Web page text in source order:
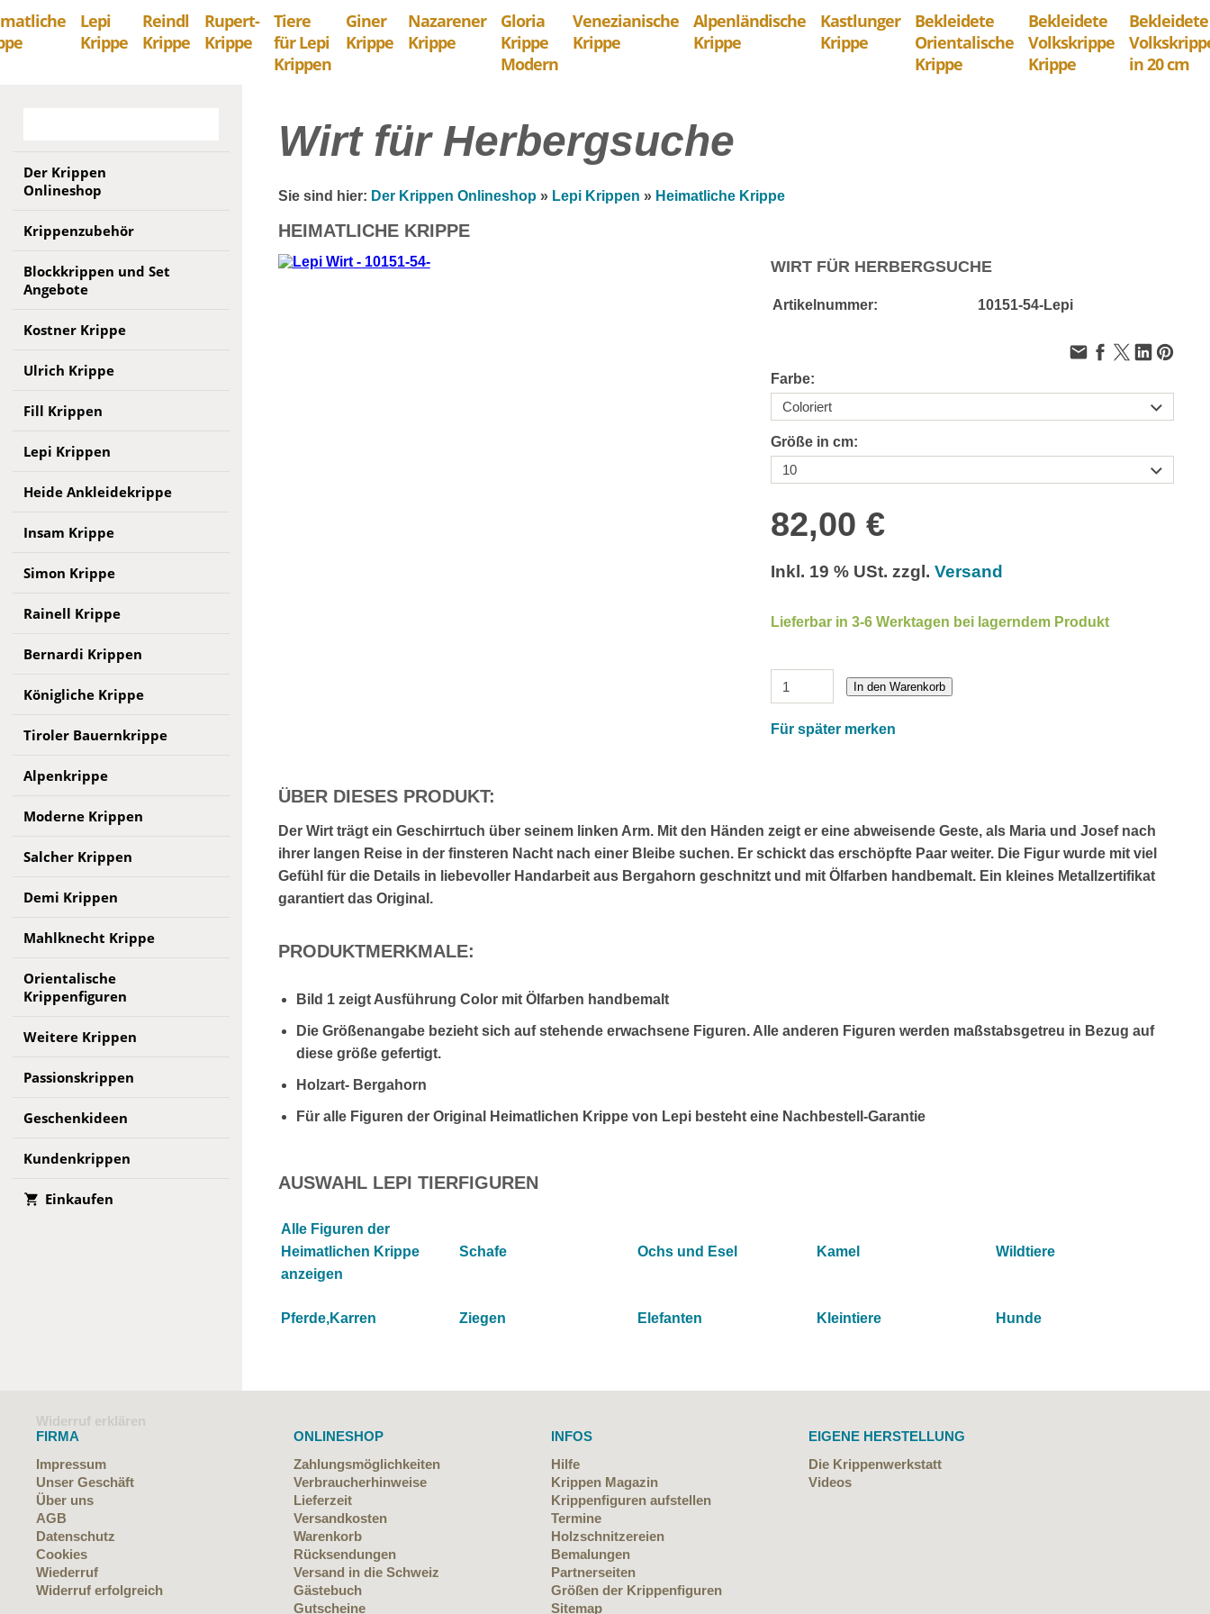
Lepi
Krippe
Reindl
Krippe
Rupert-
Krippe
Tiere
für Lepi
Krippen
Giner
Krippe
Nazarener
Krippe
Gloria
Krippe
Modern
Venezianische
Krippe
Alpenländische
Krippe
Kastlunger
Krippe
Bekleidete
Orientalische
Krippe
Bekleidete
Volkskrippe
Krippe
Bekleidete
in 20 cm
Der Krippen
Onlineshop
Krippenzubehör
Blockkrippen und Set
Angebote
Kostner Krippe
Ulrich Krippe
Fill Krippen
Lepi Krippen
Heide Ankleidekrippe
Insam Krippe
Simon Krippe
Rainell Krippe
Bernardi Krippen
Königliche Krippe
Tiroler Bauernkrippe
Alpenkrippe
Moderne Krippen
Salcher Krippen
Demi Krippen
Mahlknecht Krippe
Orientalische
Krippenfiguren
Weitere Krippen
Passionskrippen
Geschenkideen
Kundenkrippen
Einkaufen
Wirt für Herbergsuche
Sie sind hier: Der Krippen Onlineshop» Lepi Krippen » Heimatliche Krippe
HEIMATLICHE KRIPPE
WIRT FÜR HERBERGSUCHE
Artikelnummer: 10151-54-Lepi
Farbe:
Größe in cm:
82,00 €
Inkl. 19 % USt. zzgl.Versand
Lieferbar in 3-6 Werktagen bei lagerndem Produkt
In den Warenkorb
Für später merken
ÜBER DIESES PRODUKT:
Der Wirt trägt ein Geschirrtuch über seinem linken Arm. Mit den Händen zeigt er eine abweisende Geste, als Maria und Josef nach
ihrer langen Reise in der finsteren Nacht nach einer Bleibe suchen. Er schickt das erschöpfte Paar weiter. Die Figur wurde mit viel
Gefühl für die Details in liebevoller Handarbeit aus Bergahorn geschnitzt und mit Ölfarben handbemalt. Ein kleines Metallzertifikat
garantiert das Original.
PRODUKTMERKMALE:
Bild 1 zeigt Ausführung Color mit Ölfarben handbemalt
Die Größenangabe bezieht sich auf stehende erwachsene Figuren. Alle anderen Figuren werden maßstabsgetreu in Bezug auf
diese größe gefertigt.
Holzart- Bergahorn
Für alle Figuren der Original Heimatlichen Krippe von Lepi besteht eine Nachbestell-Garantie
AUSWAHL LEPI TIERFIGUREN
Alle Figuren der
Heimatlichen Krippe
anzeigen
Schafe Ochs und Esel Kamel Wildtiere
Pferde,Karren Ziegen Elefanten Kleintiere Hunde
Widerruf erklären
FIRMA
Impressum
Unser Geschäft
Über uns
AGB
Datenschutz
Cookies
Wiederruf
Widerruf erfolgreich
ONLINESHOP
Zahlungsmöglichkeiten
Verbraucherhinweise
Lieferzeit
Versandkosten
Warenkorb
Rücksendungen
Versand in die Schweiz
Gästebuch
Gutscheine
INFOS
Hilfe
Krippen Magazin
Krippenfiguren aufstellen
Termine
Holzschnitzereien
Bemalungen
Partnerseiten
Größen der Krippenfiguren
Sitemap
EIGENE HERSTELLUNG
Die Krippenwerkstatt
Videos